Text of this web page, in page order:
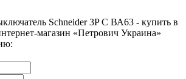
Schneider 3P C ВА63 - купить в
магазин «Петрович Украина»